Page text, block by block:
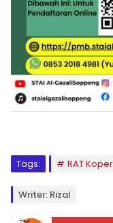
Tags: RAT
Writer: Rizal